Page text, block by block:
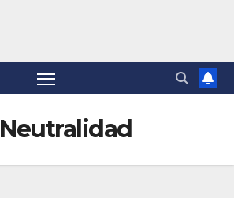
Neutralidad